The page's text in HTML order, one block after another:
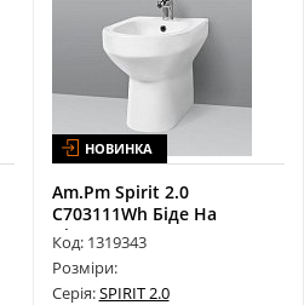
НОВИНКА
Am.Pm Spirit 2.0
C703111Wh Біде На
Підлогу
Код: 1319343
Розміри:
Серія:SPIRIT 2.0